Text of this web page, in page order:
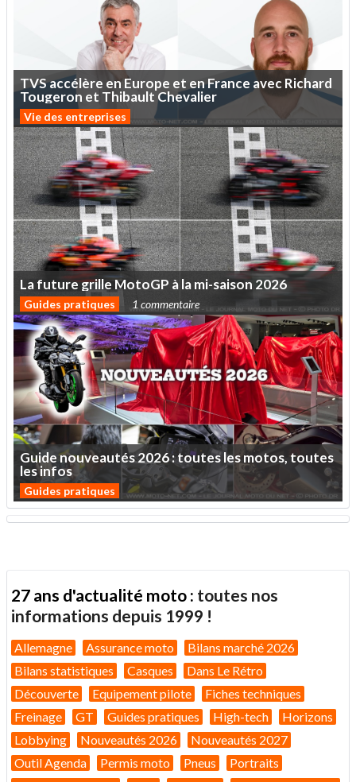
TVSaccélère enEurope et enFrance avecRichard
Tougeron et Thibault Chevalier
Vie des entreprises
Lafuturegrille MotoGP àlami-saison 2026
Guides pratiques 1 commentaire
Guidenouveautés2026:touteslesmotos,toutes
lesinfos
Guides pratiques
27 ans d'actualité moto : toutes nos
informations depuis 1999 !
Allemagne Assurance moto
Bilans marché 2026
Bilans statistiques
Casques
Dans Le Rétro
Découverte
Equipement pilote
Fiches techniques
Freinage
GT Guides pratiques High-tech
Horizons
Lobbying
Nouveautés 2026
Nouveautés 2027
Outil Agenda
Permis moto Pneus
Portraits